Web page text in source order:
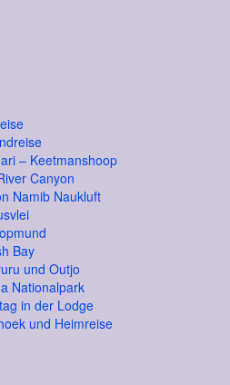
– Keetmanshoop
Canyon
Namib Naukluft
Bay
und Outjo
Nationalpark
in der Lodge
und Heimreise